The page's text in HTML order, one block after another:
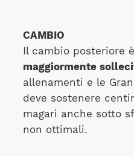
CAMBIO
Il cambio posteriore
maggiormente
allenamenti e le
deve sostenere
magari anche sotto
non ottimali.